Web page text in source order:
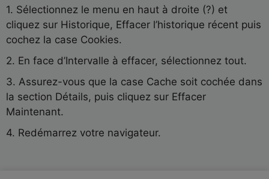
1. Sélectionnez le menu en haut à droite (?) et
cliquez sur Historique, Effacer l’historique récent puis
cochez la case Cookies.
2. En face d’Intervalle à effacer, sélectionnez tout.
3. Assurez-vous que la case Cache soit cochée dans
la section Détails, puis cliquez sur Effacer
Maintenant.
4. Redémarrez votre navigateur.